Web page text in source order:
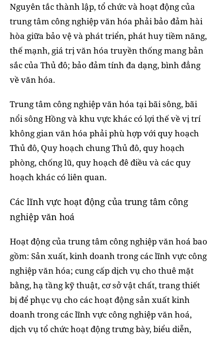
Nguyên tắc thành lập, tổ chức và hoạt động của
trung tâm công nghiệp văn hóa phải bảo đảm hài
hòa giữa bảo vệ và phát triển, phát huy tiềm năng,
thế mạnh, giá trị văn hóa truyền thống mang bản
sắc của Thủ đô; bảo đảm tính đa dạng, bình đẳng
về văn hóa.
Trung tâm công nghiệp văn hóa tại bãi sông, bãi
nổi sông Hồng và khu vực khác có lợi thế về vị trí
không gian văn hóa phải phù hợp với quy hoạch
Thủ đô, Quy hoạch chung Thủ đô, quy hoạch
phòng, chống lũ, quy hoạch đê điều và các quy
hoạch khác có liên quan.
Các lĩnh vực hoạt động của trung tâm công
nghiệp văn hoá
Hoạt động của trung tâm công nghiệp văn hoá bao
gồm: Sản xuất, kinh doanh trong các lĩnh vực công
nghiệp văn hóa; cung cấp dịch vụ cho thuê mặt
bằng, hạ tầng kỹ thuật, cơ sở vật chất, trang thiết
bị để phục vụ cho các hoạt động sản xuất kinh
doanh trong các lĩnh vực công nghiệp văn hoá,
dịch vụ tổ chức hoạt động trưng bày, biểu diễn,